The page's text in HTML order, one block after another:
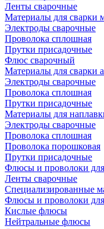
Ленты сварочные
Материалы для сварки
Электроды сварочные
Проволока сплошная
Прутки присадочные
Флюс сварочный
Материалы для сварки
Электроды сварочные
Проволока сплошная
Прутки присадочные
Материалы для
Электроды сварочные
Проволока сплошная
Проволока порошковая
Прутки присадочные
Флюсы и проволоки
Ленты сварочные
Специализированные
Флюсы и проволоки для
Кислые флюсы
Нейтральные флюсы